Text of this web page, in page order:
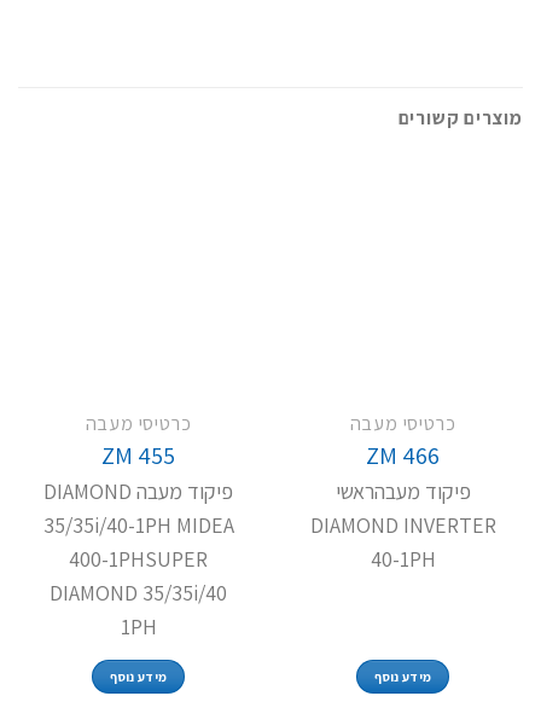
מוצרים קשורים
כרטיסי מעבה
ZM 466
פיקוד מעבהראשי
DIAMOND INVERTER
40-1PH
מידע נוסף
כרטיסי מעבה
ZM 455
פיקוד מעבה DIAMOND
35/35i/40-1PH MIDEA
400-1PHSUPER
DIAMOND 35/35i/40
1PH
מידע נוסף